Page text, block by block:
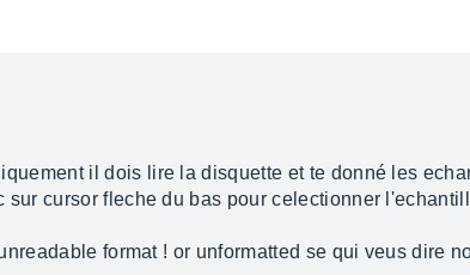
il dois lire la disquette et te donné les
cursor fleche du bas pour celectionner
format ! or unformatted se qui veus dire